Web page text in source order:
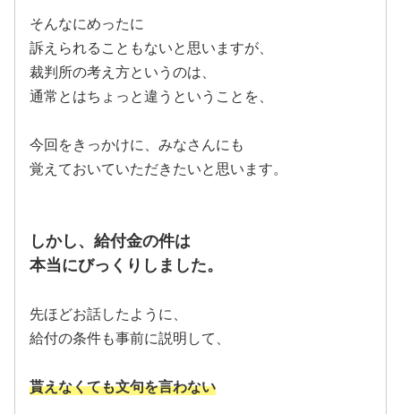
そんなにめったに
訴えられることもないと思いますが、
裁判所の考え方というのは、
通常とはちょっと違うということを、
今回をきっかけに、みなさんにも
覚えておいていただきたいと思います。
しかし、給付金の件は
本当にびっくりしました。
先ほどお話したように、
給付の条件も事前に説明して、
貰えなくても文句を言わない